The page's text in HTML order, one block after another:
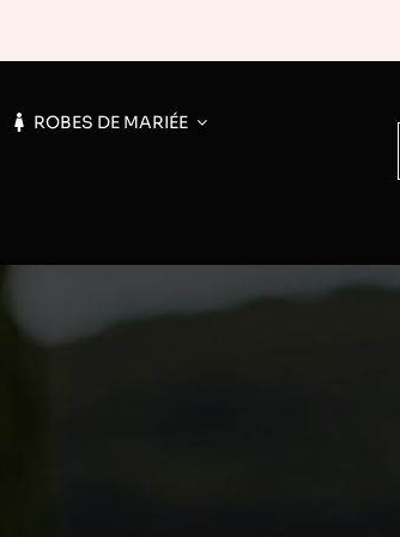
ROBES DE MARIÉE